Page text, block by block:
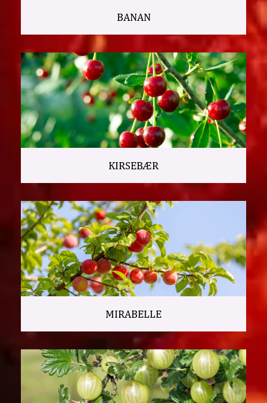
BANAN
KIRSEBÆR
MIRABELLE